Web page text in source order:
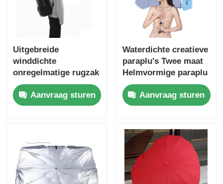
Uitgebreide
winddichte
onregelmatige rugzak
paraplu
Aanvraag sturen
Waterdichte creatieve
paraplu's Twee maat
Helmvormige paraplu
55cm 73cm Breedte
Aanvraag sturen